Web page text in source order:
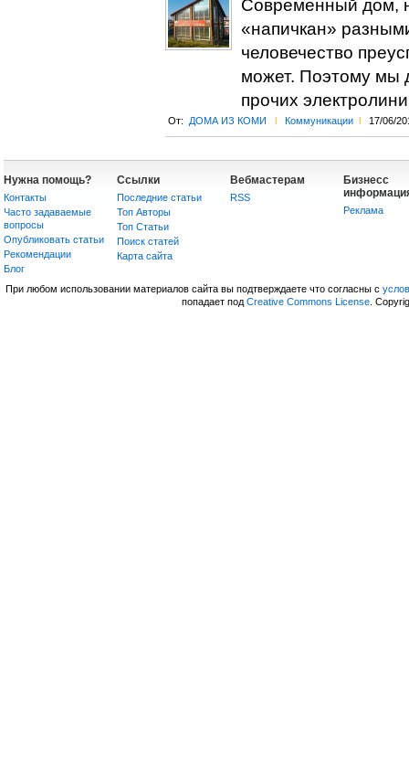
Современный дом,
«напичкан»
человечество
может. Поэтому мы
прочих
От: ДОМА ИЗ КОМИ l Коммуникации l 17/06/
Нужна помощь?
Контакты
Часто задаваемые
вопросы
Опубликовать статьи
Рекомендации
Блог
Ссылки
Последние статьи
Топ Авторы
Топ Статьи
Поиск статей
Карта сайта
Вебмастерам
RSS
Бизнесс
Реклама
При любом использовании материалов сайта вы подтверждаете что согласны с
попадает под Creative Commons License.